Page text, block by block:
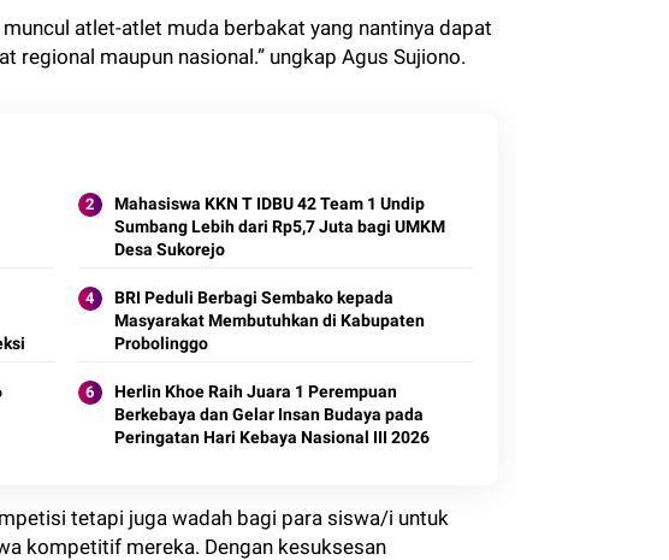
atlet-atlet muda berbakat yang nantinya dapat
regional maupun nasional.” ungkap Agus Sujiono.
Mahasiswa KKN T IDBU 42 Team 1 Undip
Sumbang Lebih dari Rp5,7 Juta bagi UMKM
Desa Sukorejo
BRI Peduli Berbagi Sembako kepada
Masyarakat Membutuhkan di Kabupaten
Probolinggo
Herlin Khoe Raih Juara 1 Perempuan
Berkebaya dan Gelar Insan Budaya pada
Peringatan Hari Kebaya Nasional III 2026
tetapi juga wadah bagi para siswa/i untuk
kompetitif mereka. Dengan kesuksesan